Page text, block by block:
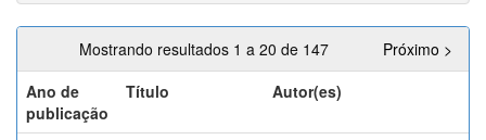
Mostrando resultados 1 a 20 de 147
Próximo >
Ano de
publicação
Título Autor(es)